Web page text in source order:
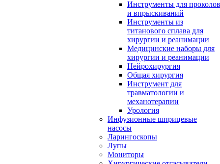
Инструменты для проколов
и впрыскиваний
Инструменты из
титанового сплава для
хирургии и реанимации
Медицинские наборы для
хирургии и реанимации
Нейрохирургия
Общая хирургия
Инструмент для
травматологии и
механотерапии
Урология
Инфузионные шприцевые
насосы
Ларингоскопы
Лупы
Мониторы